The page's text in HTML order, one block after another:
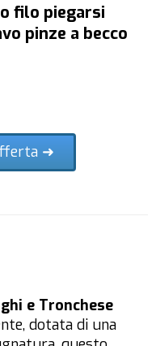
filo piegarsi
pinze a becco
➜
e Tronchese
dotata di una